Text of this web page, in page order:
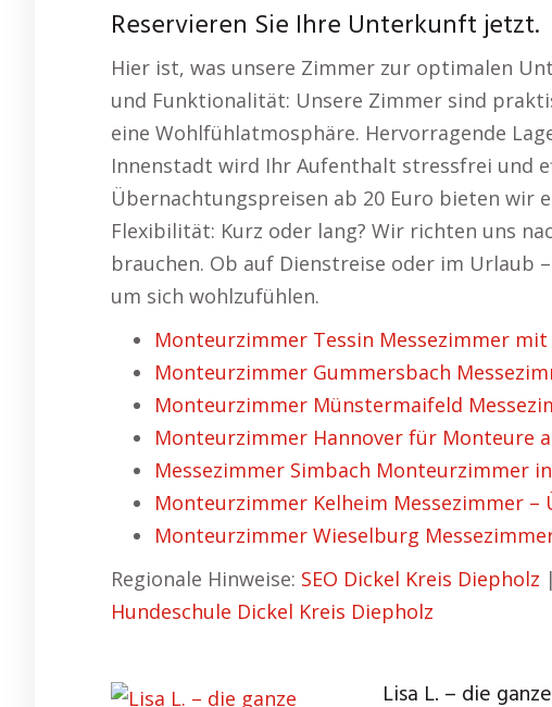
Reservieren Sie Ihre Unterkunft jetzt.
Hier ist, was unsere Zimmer zur optimalen
und Funktionalität: Unsere Zimmer sind
eine Wohlfühlatmosphäre. Hervorragende
Innenstadt wird Ihr Aufenthalt stressfrei und
Übernachtungspreisen ab 20 Euro bieten wir
Flexibilität: Kurz oder lang? Wir richten uns
brauchen. Ob auf Dienstreise oder im Urlaub
um sich wohlzufühlen.
Monteurzimmer Tessin Messezimmer
Monteurzimmer Gummersbach
Monteurzimmer Münstermaifeld
Monteurzimmer Hannover für Monteure
Messezimmer Simbach Monteurzimmer
Monteurzimmer Kelheim Messezimmer –
Monteurzimmer Wieselburg
Regionale Hinweise: SEO Dickel Kreis Diepholz |
Hundeschule Dickel Kreis Diepholz
Lisa L. – die